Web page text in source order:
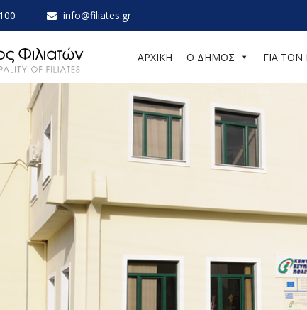
info@filiates.gr
ΑΡΧΙΚΗ Ο ΔΗΜΟΣ ΓΙΑ ΤΟΝ